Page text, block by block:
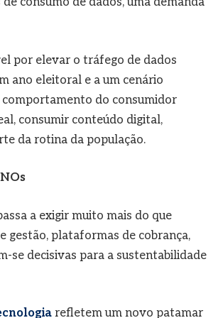
por elevar o tráfego de dados
ano eleitoral e a um cenário
do consumidor
consumir conteúdo digital,
da rotina da população.
a exigir muito mais do que
gestão, plataformas de cobrança,
se decisivas para a sustentabilidade
refletem um novo patamar